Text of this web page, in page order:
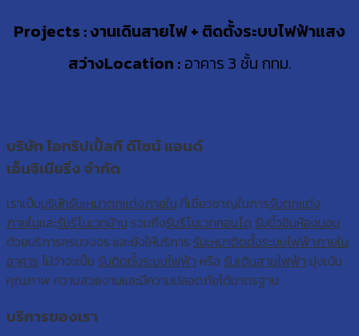
Projects : งานเดินสายไฟ + ติดตั้งระบบไฟฟ้าแสง
สว่างLocation :อาคาร 3 ชั้น กทม.
บริษัท ไอทริปเปิ้ลที ดีไซน์ แอนด์
เอ็นจิเนียริ่ง จำกัด
เราเป็นบริษัทรับเหมาตกแต่งภายใน ที่เชี่ยวชาญในการรับตกแต่ง
ภายในและรับรีโนเวทบ้าน รวมถึงรับรีโนเวทคอนโด รับบิ้วอินห้องนอน
ด้วยบริการครบวงจร และยังให้บริการ รับเหมาติดตั้งระบบไฟฟ้าภายใน
อาคาร ไม่ว่าจะเป็น รับติดตั้งระบบไฟฟ้า หรือ รับเดินสายไฟฟ้า มุ่งเน้น
คุณภาพ ความสวยงามและมีความปลอดภัยได้มาตรฐาน
บริการของเรา